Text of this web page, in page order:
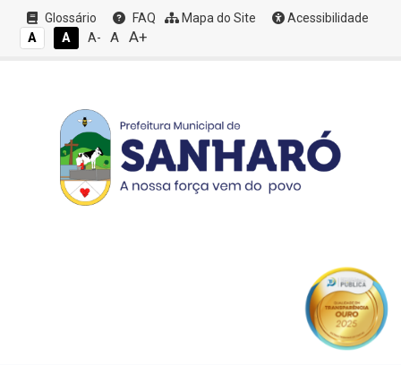
Glossário FAQ Mapa do Site
Acessibilidade
A
A A- A A+